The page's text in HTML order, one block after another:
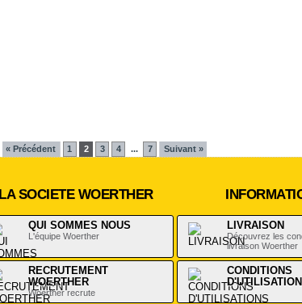
« Précédent 1 2 3 4 ... 7 Suivant »
LA SOCIETE WOERTHER
QUI SOMMES NOUS
L'équipe Woerther
RECRUTEMENT
WOERTHER
Woerther recrute
LIVRAISON
Découvrez les
livraison Woerther
CONDITIONS
.